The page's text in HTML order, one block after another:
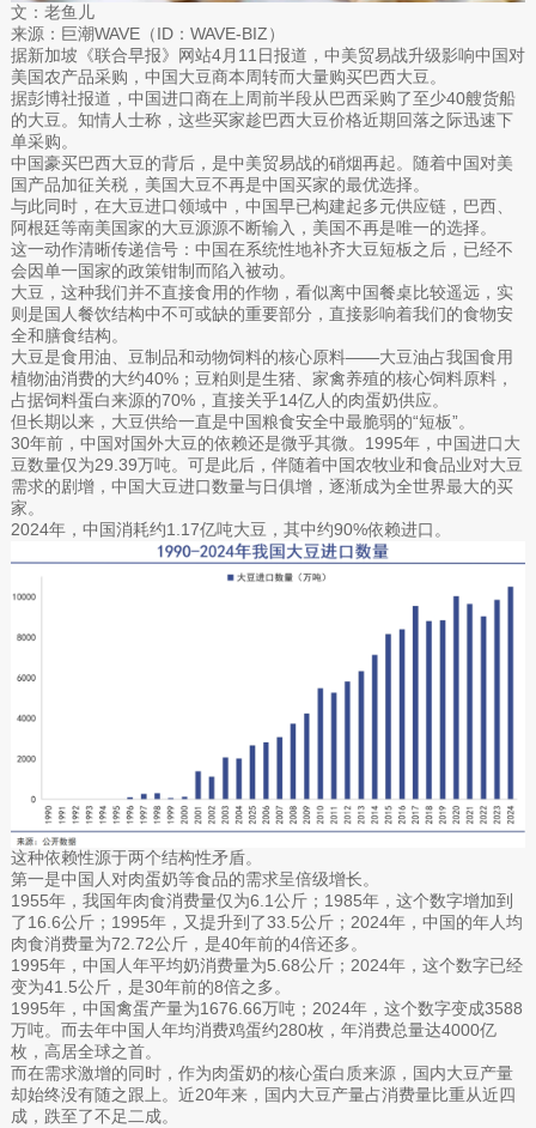
文：老鱼儿
来源：巨潮WAVE（ID：WAVE-BIZ）
据新加坡《联合早报》网站4月11日报道，中美贸易战升级影响中国对
美国农产品采购，中国大豆商本周转而大量购买巴西大豆。
据彭博社报道，中国进口商在上周前半段从巴西采购了至少40艘货船
的大豆。知情人士称，这些买家趁巴西大豆价格近期回落之际迅速下
单采购。
中国豪买巴西大豆的背后，是中美贸易战的硝烟再起。随着中国对美
国产品加征关税，美国大豆不再是中国买家的最优选择。
与此同时，在大豆进口领域中，中国早已构建起多元供应链，巴西、
阿根廷等南美国家的大豆源源不断输入，美国不再是唯一的选择。
这一动作清晰传递信号：中国在系统性地补齐大豆短板之后，已经不
会因单一国家的政策钳制而陷入被动。
大豆，这种我们并不直接食用的作物，看似离中国餐桌比较遥远，实
则是国人餐饮结构中不可或缺的重要部分，直接影响着我们的食物安
全和膳食结构。
大豆是食用油、豆制品和动物饲料的核心原料——大豆油占我国食用
植物油消费的大约40%；豆粕则是生猪、家禽养殖的核心饲料原料，
占据饲料蛋白来源的70%，直接关乎14亿人的肉蛋奶供应。
但长期以来，大豆供给一直是中国粮食安全中最脆弱的“短板”。
30年前，中国对国外大豆的依赖还是微乎其微。1995年，中国进口大
豆数量仅为29.39万吨。可是此后，伴随着中国农牧业和食品业对大豆
需求的剧增，中国大豆进口数量与日俱增，逐渐成为全世界最大的买
家。
2024年，中国消耗约1.17亿吨大豆，其中约90%依赖进口。
这种依赖性源于两个结构性矛盾。
第一是中国人对肉蛋奶等食品的需求呈倍级增长。
1955年，我国年肉食消费量仅为6.1公斤；1985年，这个数字增加到
了16.6公斤；1995年，又提升到了33.5公斤；2024年，中国的年人均
肉食消费量为72.72公斤，是40年前的4倍还多。
1995年，中国人年平均奶消费量为5.68公斤；2024年，这个数字已经
变为41.5公斤，是30年前的8倍之多。
1995年，中国禽蛋产量为1676.66万吨；2024年，这个数字变成3588
万吨。而去年中国人年均消费鸡蛋约280枚，年消费总量达4000亿
枚，高居全球之首。
而在需求激增的同时，作为肉蛋奶的核心蛋白质来源，国内大豆产量
却始终没有随之跟上。近20年来，国内大豆产量占消费量比重从近四
成，跌至了不足二成。